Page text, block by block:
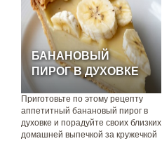
БАНАНОВЫЙ
ПИРОГ В ДУХОВКЕ
Приготовьте по этому рецепту
аппетитный банановый пирог в
духовке и порадуйте своих близких
домашней выпечкой за кружечкой